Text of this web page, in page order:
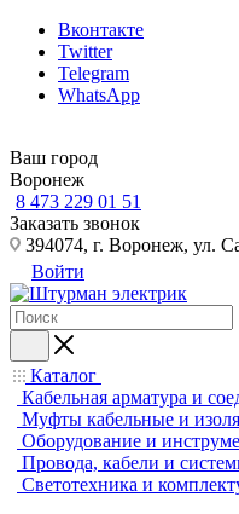
Вконтакте
Twitter
Telegram
WhatsApp
Ваш город
Воронеж
8 473 229 01 51
Заказать звонок
394074, г. Воронеж, ул.
Войти
Каталог
Кабельная арматура и
Муфты кабельные и
Оборудование и
Провода, кабели и
Светотехника и